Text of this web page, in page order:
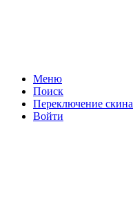
Меню
Поиск
Переключение скина
Войти